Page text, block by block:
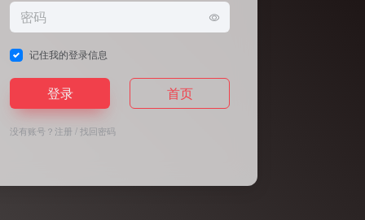
记住我的登录信息
登录 首页
没有账号？ 注册 /找回密码